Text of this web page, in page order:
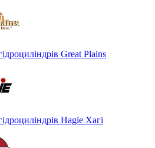
Great Plains
Hagie Хагі